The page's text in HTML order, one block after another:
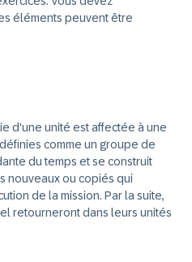
éléments peuvent être
d'une unité est affectée à une
comme un groupe de
du temps et se construit
nouveaux ou copiés qui
de la mission. Par la suite,
retourneront dans leurs unités